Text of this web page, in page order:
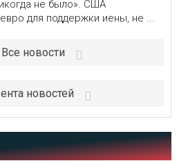
не было». США
для поддержки иены, не ...
Все новости
новостей